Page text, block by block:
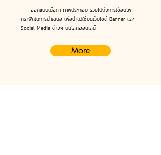
More
ออกแบบเนื้อหา ภาพประกอบ รวมไปถึงการใช้อินโฟ
กราฟิกในการนำเสนอ เพื่อนำไปใช้บนเว็บไซต์ Banner และ
Social Media ต่างๆ บนโลกออนไลน์